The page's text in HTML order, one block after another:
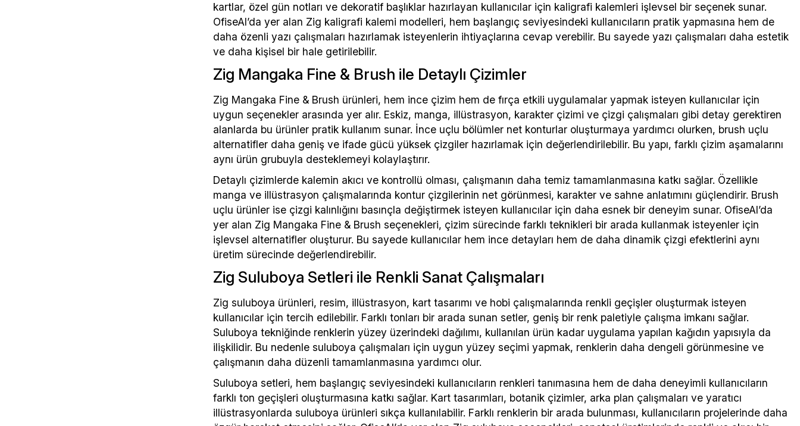
kartlar, özel gün notları ve dekoratif başlıklar hazırlayan kullanıcılar için kaligrafi kalemleri işlevsel bir seçenek sunar.
OfiseAl’da yer alan Zig kaligrafi kalemi modelleri, hem başlangıç seviyesindeki kullanıcıların pratik yapmasına hem de
daha özenli yazı çalışmaları hazırlamak isteyenlerin ihtiyaçlarına cevap verebilir. Bu sayede yazı çalışmaları daha estetik
ve daha kişisel bir hale getirilebilir.
Zig Mangaka Fine & Brush ile Detaylı Çizimler
Zig Mangaka Fine & Brush ürünleri, hem ince çizim hem de fırça etkili uygulamalar yapmak isteyen kullanıcılar için
uygun seçenekler arasında yer alır. Eskiz, manga, illüstrasyon, karakter çizimi ve çizgi çalışmaları gibi detay gerektiren
alanlarda bu ürünler pratik kullanım sunar. İnce uçlu bölümler net konturlar oluşturmaya yardımcı olurken, brush uçlu
alternatifler daha geniş ve ifade gücü yüksek çizgiler hazırlamak için değerlendirilebilir. Bu yapı, farklı çizim aşamalarını
aynı ürün grubuyla desteklemeyi kolaylaştırır.
Detaylı çizimlerde kalemin akıcı ve kontrollü olması, çalışmanın daha temiz tamamlanmasına katkı sağlar. Özellikle
manga ve illüstrasyon çalışmalarında kontur çizgilerinin net görünmesi, karakter ve sahne anlatımını güçlendirir. Brush
uçlu ürünler ise çizgi kalınlığını basınçla değiştirmek isteyen kullanıcılar için daha esnek bir deneyim sunar. OfiseAl’da
yer alan Zig Mangaka Fine & Brush seçenekleri, çizim sürecinde farklı teknikleri bir arada kullanmak isteyenler için
işlevsel alternatifler oluşturur. Bu sayede kullanıcılar hem ince detayları hem de daha dinamik çizgi efektlerini aynı
üretim sürecinde değerlendirebilir.
Zig Suluboya Setleri ile Renkli Sanat Çalışmaları
Zig suluboya ürünleri, resim, illüstrasyon, kart tasarımı ve hobi çalışmalarında renkli geçişler oluşturmak isteyen
kullanıcılar için tercih edilebilir. Farklı tonları bir arada sunan setler, geniş bir renk paletiyle çalışma imkanı sağlar.
Suluboya tekniğinde renklerin yüzey üzerindeki dağılımı, kullanılan ürün kadar uygulama yapılan kağıdın yapısıyla da
ilişkilidir. Bu nedenle suluboya çalışmaları için uygun yüzey seçimi yapmak, renklerin daha dengeli görünmesine ve
çalışmanın daha düzenli tamamlanmasına yardımcı olur.
Suluboya setleri, hem başlangıç seviyesindeki kullanıcıların renkleri tanımasına hem de daha deneyimli kullanıcıların
farklı ton geçişleri oluşturmasına katkı sağlar. Kart tasarımları, botanik çizimler, arka plan çalışmaları ve yaratıcı
illüstrasyonlarda suluboya ürünleri sıkça kullanılabilir. Farklı renklerin bir arada bulunması, kullanıcıların projelerinde daha